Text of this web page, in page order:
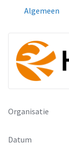
Algemeen
Organisatie
Datum